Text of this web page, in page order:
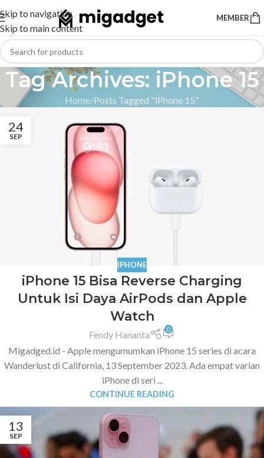
Skip to navigation
Skip to main content
MEMBER
Tag Archives: iPhone 15
Home Posts Tagged "iPhone 15"
24
SEP
IPHONE
iPhone 15 Bisa Reverse Charging
Untuk Isi Daya AirPods dan Apple
Watch
Fendy Hananta 0
Migadged.id - Apple mengumumkan iPhone 15 series di acara
Wanderlust di California, 13 September 2023. Ada empat varian
iPhone di seri ...
CONTINUE READING
13
SEP